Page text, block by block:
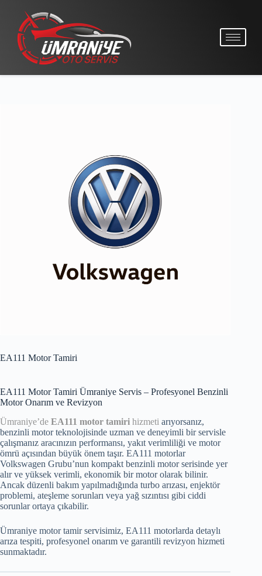
EA111 Motor Tamiri
EA111 Motor Tamiri Ümraniye Servis – Profesyonel Benzinli
Motor Onarım ve Revizyon
Ümraniye’de EA111 motor tamiri hizmeti arıyorsanız,
benzinli motor teknolojisinde uzman ve deneyimli bir servisle
çalışmanız aracınızın performansı, yakıt verimliliği ve motor
ömrü açısından büyük önem taşır. EA111 motorlar
Volkswagen Grubu’nun kompakt benzinli motor serisinde yer
alır ve yüksek verimli, ekonomik bir motor olarak bilinir.
Ancak düzenli bakım yapılmadığında turbo arızası, enjektör
problemi, ateşleme sorunları veya yağ sızıntısı gibi ciddi
sorunlar ortaya çıkabilir.
Ümraniye motor tamir servisimiz, EA111 motorlarda detaylı
arıza tespiti, profesyonel onarım ve garantili revizyon hizmeti
sunmaktadır.